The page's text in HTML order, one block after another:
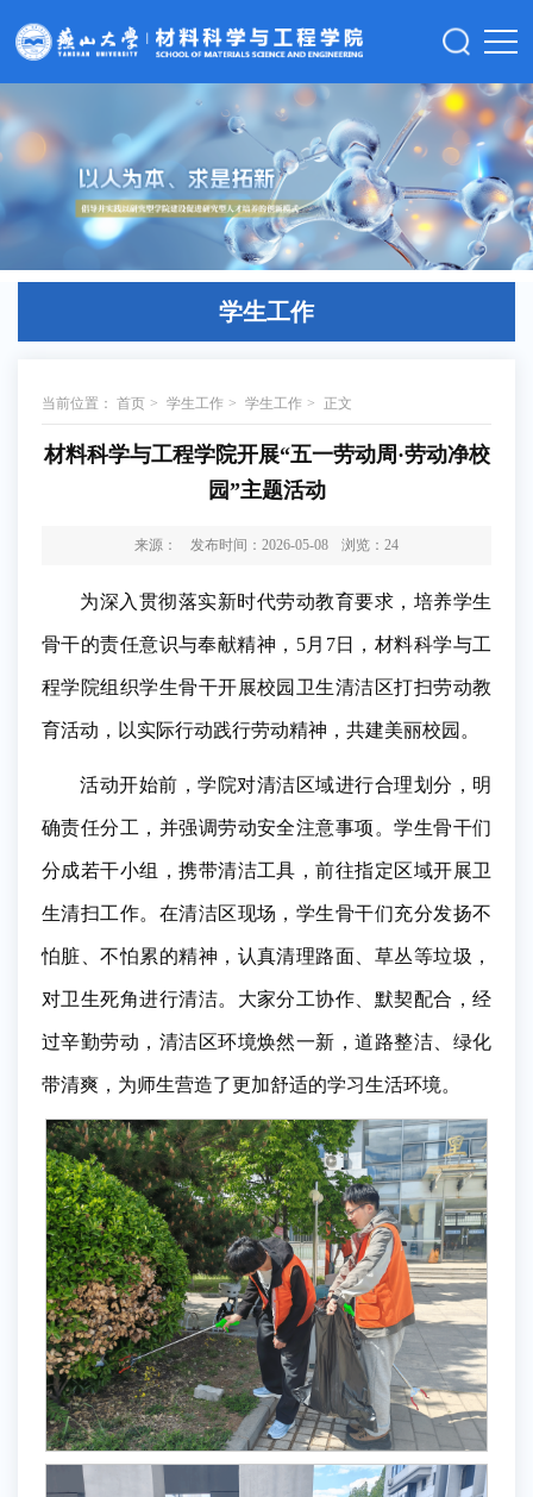
学生工作
当前位置： 首页 > 学生工作 > 学生工作 > 正文
​材料科学与工程学院开展“五一劳动周·劳动净校
园”主题活动
来源： 发布时间：2026-05-08 浏览： 24
为深入贯彻落实新时代劳动教育要求，培养学生
骨干的责任意识与奉献精神，5月7日，材料科学与工
程学院组织学生骨干开展校园卫生清洁区打扫劳动教
育活动，以实际行动践行劳动精神，共建美丽校园。
活动开始前，学院对清洁区域进行合理划分，明
确责任分工，并强调劳动安全注意事项。学生骨干们
分成若干小组，携带清洁工具，前往指定区域开展卫
生清扫工作。在清洁区现场，学生骨干们充分发扬不
怕脏、不怕累的精神，认真清理路面、草丛等垃圾，
对卫生死角进行清洁。大家分工协作、默契配合，经
过辛勤劳动，清洁区环境焕然一新，道路整洁、绿化
带清爽，为师生营造了更加舒适的学习生活环境。